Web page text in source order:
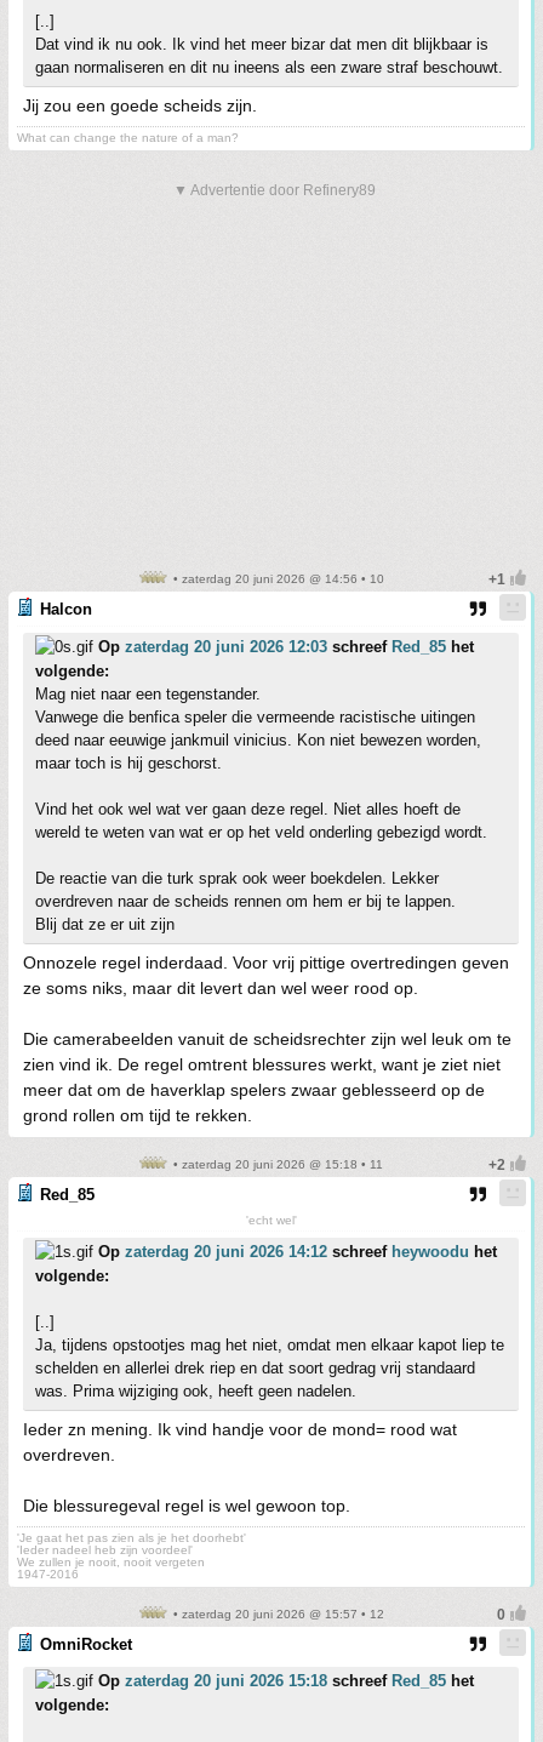
[..]
Dat vind ik nu ook. Ik vind het meer bizar dat men dit blijkbaar is
gaan normaliseren en dit nu ineens als een zware straf beschouwt.
Jij zou een goede scheids zijn.
What can change the nature of a man?
▼ Advertentie door Refinery89
• zaterdag 20 juni 2026 @ 14:56 • 10
Halcon
Op zaterdag 20 juni 2026 12:03 schreef Red_85 het
volgende:
Mag niet naar een tegenstander.
Vanwege die benfica speler die vermeende racistische uitingen
deed naar eeuwige jankmuil vinicius. Kon niet bewezen worden,
maar toch is hij geschorst.
Vind het ook wel wat ver gaan deze regel. Niet alles hoeft de
wereld te weten van wat er op het veld onderling gebezigd wordt.
De reactie van die turk sprak ook weer boekdelen. Lekker
overdreven naar de scheids rennen om hem er bij te lappen.
Blij dat ze er uit zijn
Onnozele regel inderdaad. Voor vrij pittige overtredingen geven
ze soms niks, maar dit levert dan wel weer rood op.
Die camerabeelden vanuit de scheidsrechter zijn wel leuk om te
zien vind ik. De regel omtrent blessures werkt, want je ziet niet
meer dat om de haverklap spelers zwaar geblesseerd op de
grond rollen om tijd te rekken.
• zaterdag 20 juni 2026 @ 15:18 • 11
Red_85
'echt wel'
Op zaterdag 20 juni 2026 14:12 schreef heywoodu het
volgende:
[..]
Ja, tijdens opstootjes mag het niet, omdat men elkaar kapot liep te
schelden en allerlei drek riep en dat soort gedrag vrij standaard
was. Prima wijziging ook, heeft geen nadelen.
Ieder zn mening. Ik vind handje voor de mond= rood wat
overdreven.
Die blessuregeval regel is wel gewoon top.
'Je gaat het pas zien als je het doorhebt'
'Ieder nadeel heb zijn voordeel'
We zullen je nooit, nooit vergeten
1947-2016
• zaterdag 20 juni 2026 @ 15:57 • 12
OmniRocket
Op zaterdag 20 juni 2026 15:18 schreef Red_85 het
volgende: